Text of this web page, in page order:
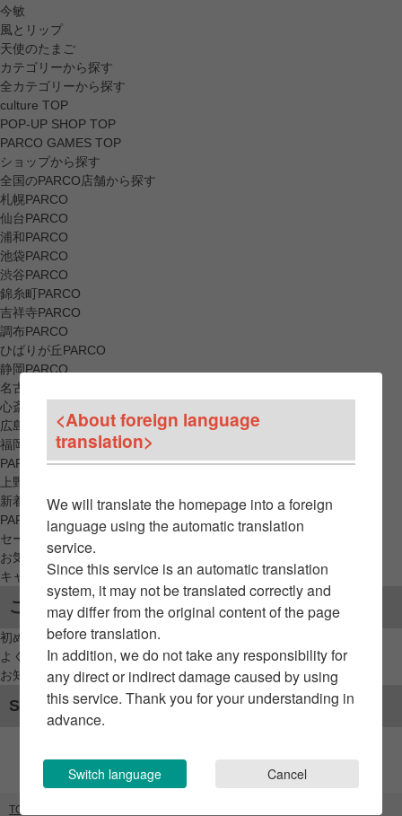
今敏
風とリップ
天使のたまご
カテゴリーから探す
全カテゴリーから探す
culture TOP
POP-UP SHOP TOP
PARCO GAMES TOP
ショップから探す
全国のPARCO店舗から探す
札幌PARCO
仙台PARCO
浦和PARCO
池袋PARCO
渋谷PARCO
錦糸町PARCO
吉祥寺PARCO
調布PARCO
ひばりが丘PARCO
静岡PARCO
名古屋PARCO
心斎橋PARCO
広島PARCO
福岡PARCO
PARCO_ya
上野
新着アイテムから探す
PARCO限定アイテムから探す
セールアイテムから探す
お気に入りから探す
キャンペーン/クーポン対象から探す
ご利用案内
初めてのお客様へ
よくあるご質問 / お問い合わせ
お知らせ
SNSアカウント
TOP
<About foreign language
translation>
We will translate the homepage into a foreign
language using the automatic translation
service.
Since this service is an automatic translation
system, it may not be translated correctly and
may differ from the original content of the page
before translation.
In addition, we do not take any responsibility for
any direct or indirect damage caused by using
this service. Thank you for your understanding in
advance.
Switch language Cancel